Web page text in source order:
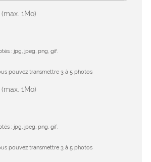
1Mo)
: jpg, jpeg, png, gif.
pouvez transmettre 3 à 5 photos
1Mo)
: jpg, jpeg, png, gif.
pouvez transmettre 3 à 5 photos